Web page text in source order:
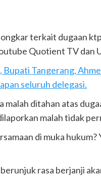
terkait dugaan
Quotient TV dan
Bupati Tangerang,
seluruh delegasi.
malah ditahan atas
malah tidak
di muka hukum?
rasa berjanji